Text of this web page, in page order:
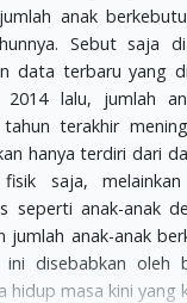
anak
Sebut saja
data terbaru yang
2014 lalu, jumlah
terakhir
hanya terdiri dari
saja,
seperti anak-anak
jumlah anak-anak
disebabkan oleh
hidup masa kini yang